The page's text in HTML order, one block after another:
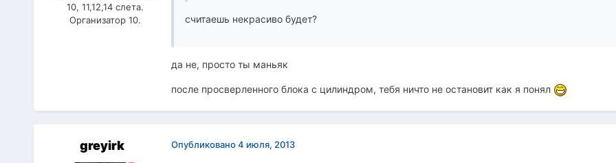
10, 11,12,14 слета.
Организатор 10.
считаешь некрасиво будет?
да не, просто ты маньяк
после просверленного блока с цилиндром, тебя ничто не остановит как я понял
greyirk Опубликовано4 июля, 2013